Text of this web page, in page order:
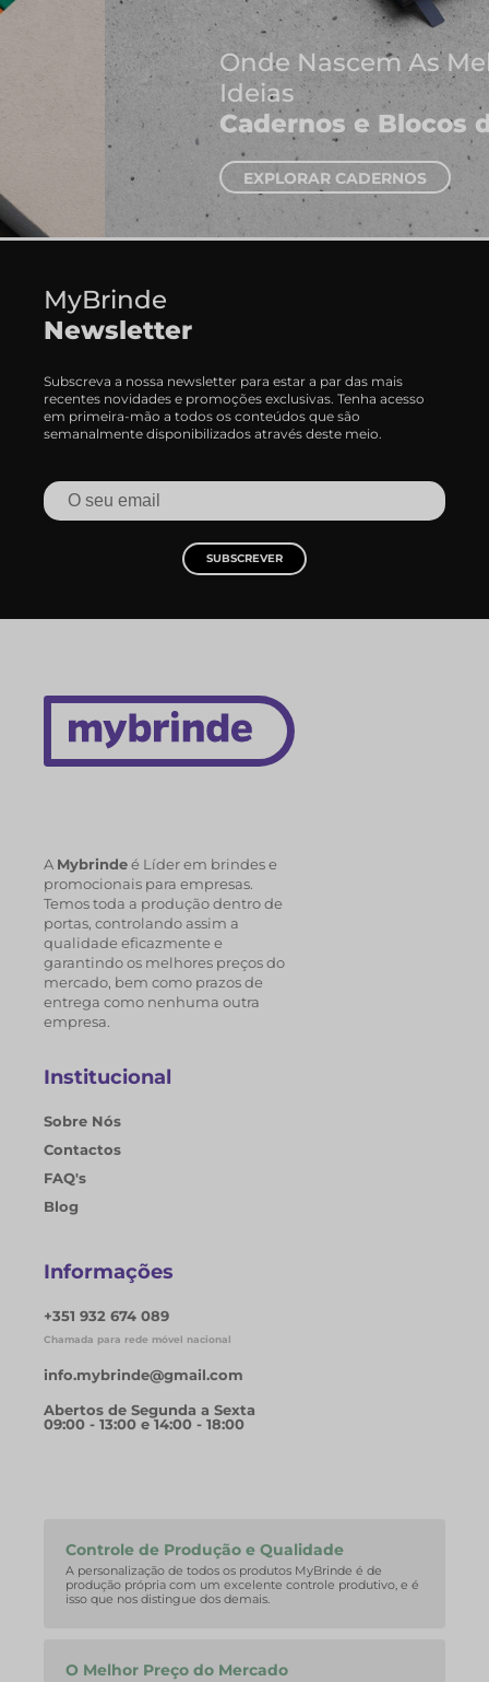
Onde Nascem As Melhores
Ideias
Cadernos e Blocos de Notas
EXPLORAR CADERNOS
MyBrinde
Newsletter
Subscreva a nossa newsletter para estar a par das mais
recentes novidades e promoções exclusivas. Tenha acesso
em primeira-mão a todos os conteúdos que são
semanalmente disponibilizados através deste meio.
SUBSCREVER
A Mybrindeé Líder em brindes e
promocionais para empresas.
Temos toda a produção dentro de
portas, controlando assim a
qualidade eficazmente e
garantindo os melhores preços do
mercado, bem como prazos de
entrega como nenhuma outra
empresa.
Institucional
Sobre Nós
Contactos
FAQ's
Blog
Informações
+351 932 674 089
Chamada para rede móvel nacional
info.mybrinde@gmail.com
Abertos de Segunda a Sexta
09:00 - 13:00 e 14:00 - 18:00
Controle de Produção e Qualidade
A personalização de todos os produtos MyBrinde é de
produção própria com um excelente controle produtivo, e é
isso que nos distingue dos demais.
O Melhor Preço do Mercado